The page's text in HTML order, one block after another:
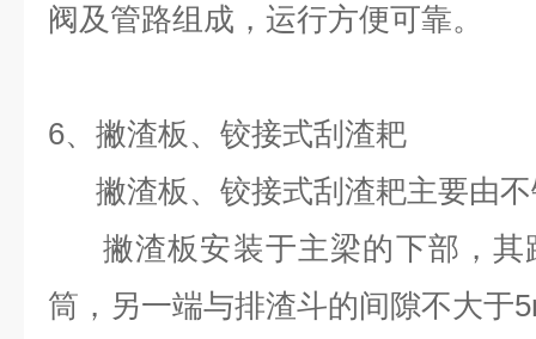
阀及管路组成，运行方便可靠。
6、撇渣板、铰接式刮渣耙
撇渣板、铰接式刮渣耙主要由
撇渣板安装于主梁的下部，
筒，另一端与排渣斗的间隙不大于